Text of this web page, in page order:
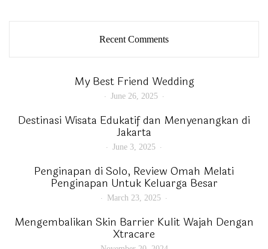
Recent Comments
My Best Friend Wedding
June 26, 2025
Destinasi Wisata Edukatif dan Menyenangkan di
Jakarta
June 3, 2025
Penginapan di Solo, Review Omah Melati
Penginapan Untuk Keluarga Besar
March 23, 2025
Mengembalikan Skin Barrier Kulit Wajah Dengan
Xtracare